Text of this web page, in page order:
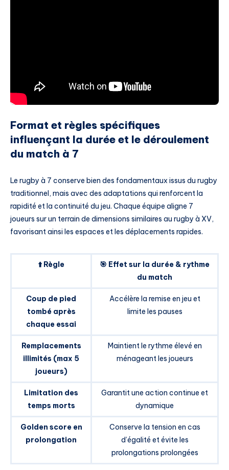
Format et règles spécifiques
influençant la durée et le déroulement
du match à 7
Le rugby à 7 conserve bien des fondamentaux issus du rugby
traditionnel, mais avec des adaptations qui renforcent la
rapidité et la continuité du jeu. Chaque équipe aligne 7
joueurs sur un terrain de dimensions similaires au rugby à XV,
favorisant ainsi les espaces et les déplacements rapides.
⬆️ Règle
🎯 Effet sur la durée & rythme
du match
Coup de pied
tombé après
chaque essai
Accélère la remise en jeu et
limite les pauses
Remplacements
illimités (max 5
joueurs)
Maintient le rythme élevé en
ménageant les joueurs
Limitation des
temps morts
Garantit une action continue et
dynamique
Golden score en
prolongation
Conserve la tension en cas
d’égalité et évite les
prolongations prolongées